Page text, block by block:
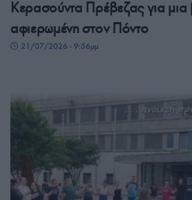
Κερασούντα Πρέβεζας για μια
αφιερωμένη στον Πόντο
21/07/2026 - 9:56μμ